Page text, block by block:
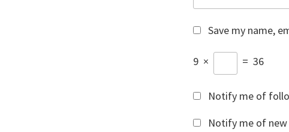
Save my name,
9 × = 36
Notify me of
Notify me of